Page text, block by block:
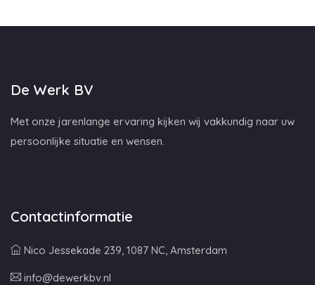
De Werk BV
Met onze jarenlange ervaring kijken wij vakkundig naar uw
persoonlijke situatie en wensen.
Contactinformatie
Nico Jessekade 239, 1087 NC, Amsterdam
info@dewerkbv.nl